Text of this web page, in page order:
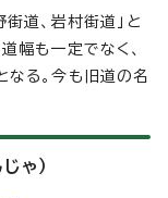
道、岩村街道」と
幅も一定でなく、
る。今も旧道の名
ゃ）